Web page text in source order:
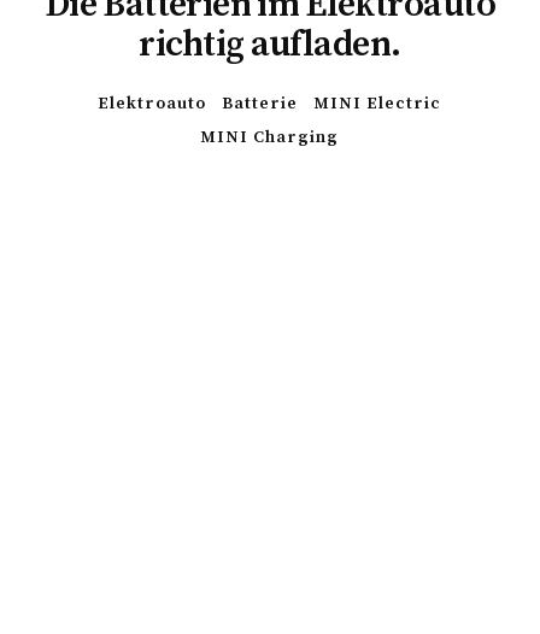
richtig aufladen.
Elektroauto Batterie
MINI Electric
MINI Charging